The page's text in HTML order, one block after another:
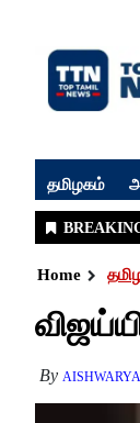
தமிழகம்
Home
By